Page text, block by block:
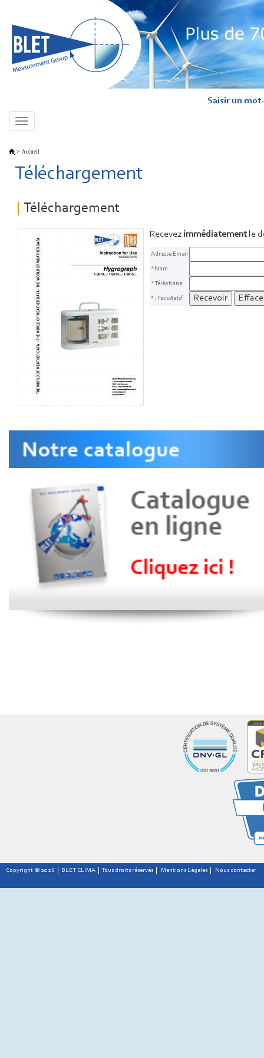
Saisir un
Toggle
> Accueil
Téléchargement
Téléchargement
Recevez immédiatementle
Adresse Email
*Nom
*Téléphone
* : Facultatif
Copyright © 2026 | BLET CLIMA | Tous droits réservés | Mentions Légales Nous contacter